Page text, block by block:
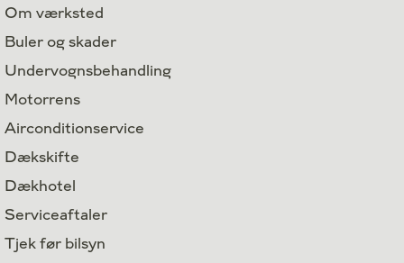
Om værksted
Buler og skader
Undervognsbehandling
Motorrens
Airconditionservice
Dækskifte
Dækhotel
Serviceaftaler
Tjek før bilsyn